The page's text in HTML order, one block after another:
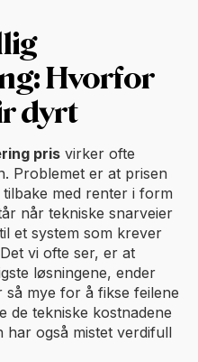
Hvorfor
dyrt
pris virker ofte
Problemet er at prisen
med renter i form
når tekniske snarveier
et system som krever
vi ofte ser, er at
løsningene, ender
så mye for å fikse feilene
de tekniske kostnadene
har også mistet verdifull